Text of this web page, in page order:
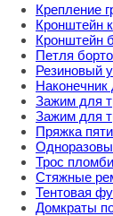
Крепление
Кронштейн
Кронштейн
Петля
Резиновый
Наконечник
Зажим для
Зажим для
Пряжка
Трос
Стяжные
Тентовая
Домкраты